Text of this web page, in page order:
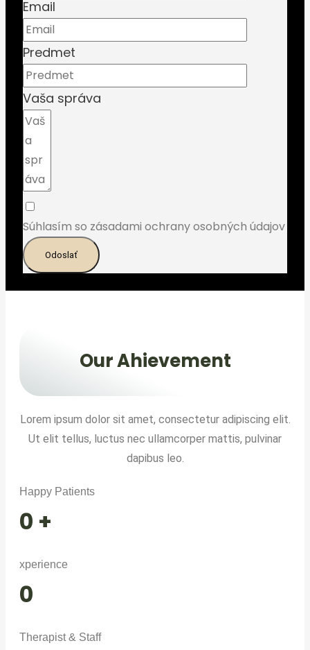
Email
Predmet
Vaša správa
Súhlasím so zásadami ochrany osobných údajov
Odoslať
Our Ahievement
Lorem ipsum dolor sit amet, consectetur adipiscing elit.
Ut elit tellus, luctus nec ullamcorper mattis, pulvinar
dapibus leo.
Happy Patients
0 +
xperience
0
Therapist & Staff